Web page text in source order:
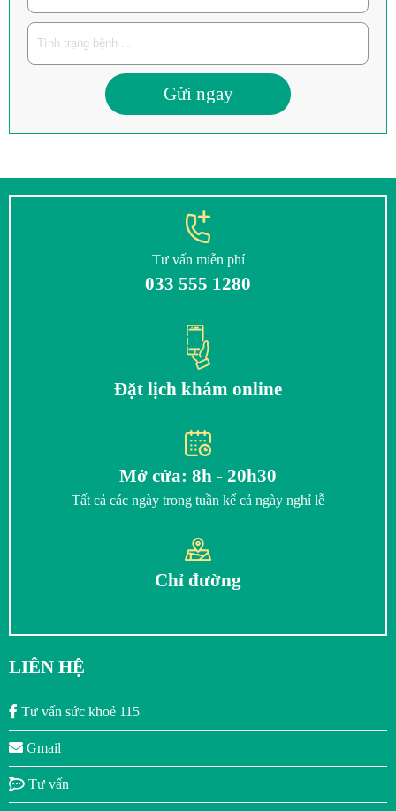
Gửi ngay
Tư vấn miễn phí
033 555 1280
Đặt lịch khám online
Mở cửa: 8h - 20h30
Tất cả các ngày trong tuần kể cả ngày nghỉ lễ
Chỉ đường
LIÊN HỆ
Tư vấn sức khoẻ 115
Gmail
Tư vấn